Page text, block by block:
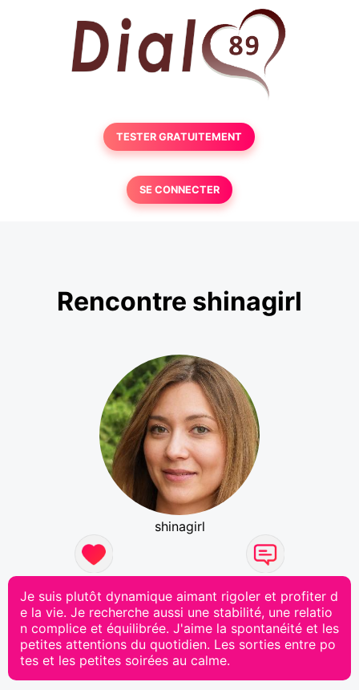
TESTER GRATUITEMENT
SE CONNECTER
Rencontre shinagirl
shinagirl
Je suis plutôt dynamique aimant rigoler et profiter d
e la vie. Je recherche aussi une stabilité, une relatio
n complice et équilibrée. J'aime la spontanéité et les
petites attentions du quotidien. Les sorties entre po
tes et les petites soirées au calme.